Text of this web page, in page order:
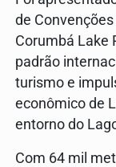
de
Corumbá Lake
padrão
turismo e
econômico de
entorno do
Com 64 mil